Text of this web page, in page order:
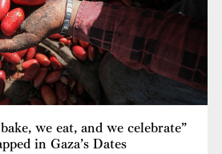
we eat, and we celebrate”
in Gaza’s Dates